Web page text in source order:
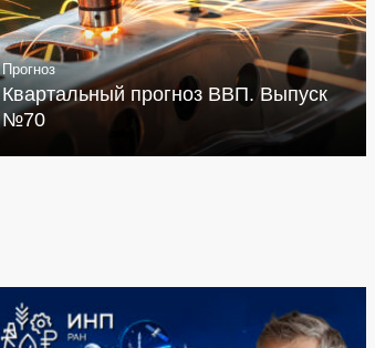
Прогноз
Квартальный прогноз ВВП. Выпуск
№70